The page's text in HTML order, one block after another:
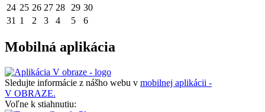
24 25 26 27 28 29 30
31 1 2 3 4 5 6
Mobilná aplikácia
Sledujte informácie z nášho webu v mobilnej aplikácii -
V OBRAZE.
Voľne k stiahnutiu: